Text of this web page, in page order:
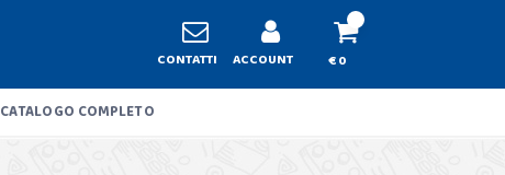
CONTATTI ACCOUNT € 0
CATALOGO COMPLETO